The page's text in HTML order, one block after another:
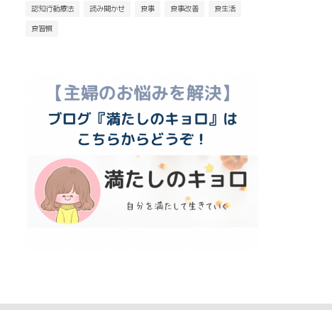
認知行動療法
読み聞かせ 食事 食事改善
食生活
食習慣